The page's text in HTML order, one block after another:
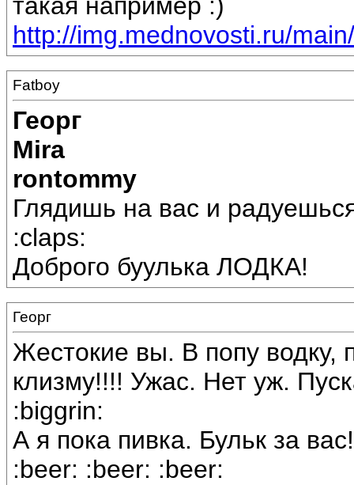
такая например :)
http://img.mednovosti.ru/
Fatboy
Георг
Mira
rontommy
Глядишь на вас и
:claps:
Доброго буулька ЛОДКА!
Георг
Жестокие вы. В попу водку,
клизму!!!! Ужас. Нет уж.
:biggrin:
А я пока пивка. Бульк за
:beer: :beer: :beer: